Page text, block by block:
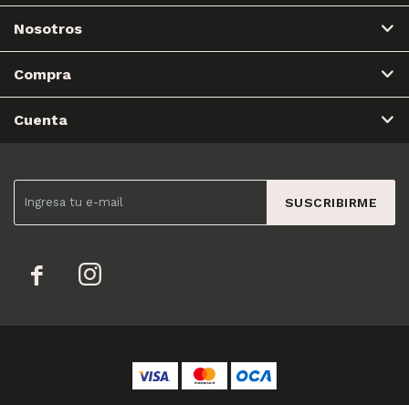
SUSCRIBIRME
 
Nosotros
Compra
Cuenta